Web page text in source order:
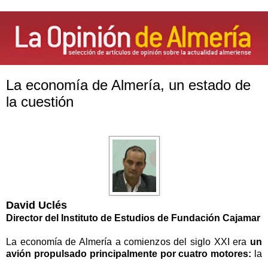
La economía de Almería, un estado de
la cuestión
David Uclés
Director del Instituto de Estudios de Fundación Cajamar
La economía de Almería a comienzos del siglo XXI era un
avión propulsado principalmente por cuatro motores: la